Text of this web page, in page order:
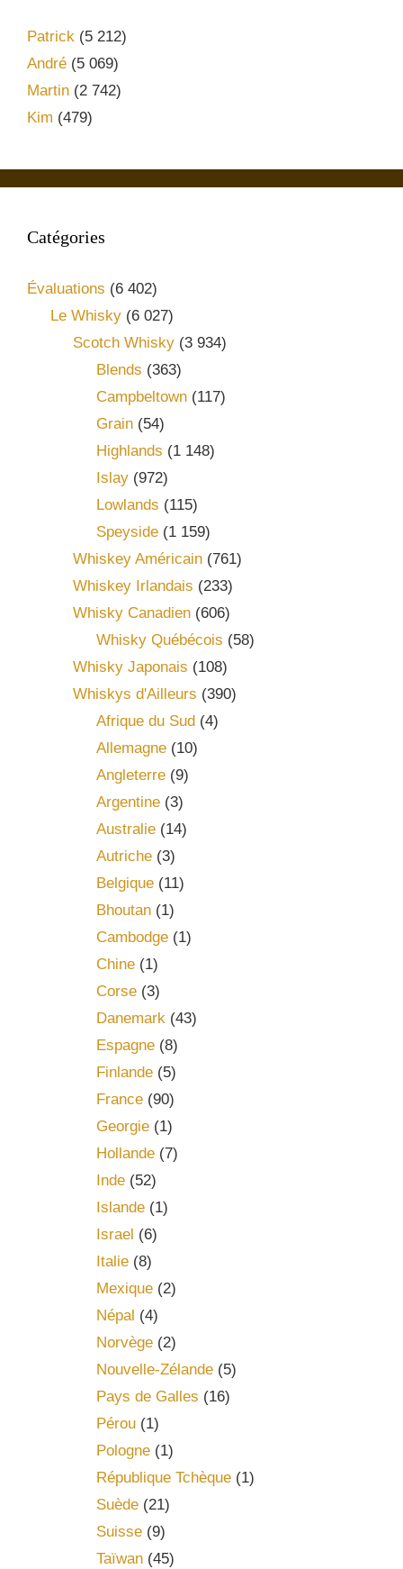
Patrick (5 212)
André (5 069)
Martin (2 742)
Kim (479)
Catégories
Évaluations (6 402)
Le Whisky(6 027)
Scotch Whisky (3 934)
Blends (363)
Campbeltown(117)
Grain(54)
Highlands (1 148)
Islay(972)
Lowlands (115)
Speyside(1 159)
Whiskey Américain (761)
Whiskey Irlandais (233)
Whisky Canadien (606)
Whisky Québécois (58)
Whisky Japonais (108)
Whiskys d'Ailleurs (390)
Afrique du Sud (4)
Allemagne(10)
Angleterre(9)
Argentine(3)
Australie(14)
Autriche(3)
Belgique(11)
Bhoutan(1)
Cambodge(1)
Chine(1)
Corse(3)
Danemark(43)
Espagne(8)
Finlande(5)
France(90)
Georgie(1)
Hollande(7)
Inde(52)
Islande(1)
Israel (6)
Italie(8)
Mexique(2)
Népal (4)
Norvège(2)
Nouvelle-Zélande(5)
Pays de Galles (16)
Pérou(1)
Pologne(1)
République Tchèque(1)
Suède(21)
Suisse(9)
Taïwan(45)